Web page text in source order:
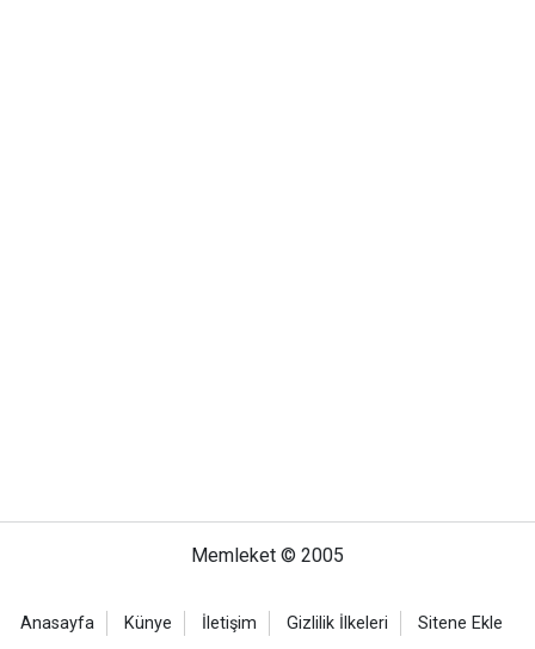
Memleket © 2005
Anasayfa Künye İletişim Gizlilik İlkeleri Sitene Ekle